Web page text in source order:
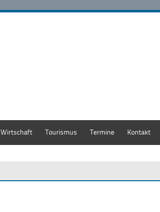
Wirtschaft Tourismus Termine Kontakt